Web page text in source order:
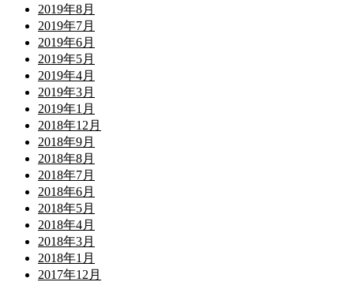
2019年8月
2019年7月
2019年6月
2019年5月
2019年4月
2019年3月
2019年1月
2018年12月
2018年9月
2018年8月
2018年7月
2018年6月
2018年5月
2018年4月
2018年3月
2018年1月
2017年12月